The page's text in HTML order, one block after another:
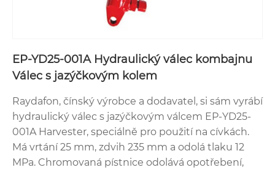
EP-YD25-001A Hydraulický válec kombajnu
Válec s jazýčkovým kolem
Raydafon, čínský výrobce a dodavatel, si sám vyrábí
hydraulický válec s jazýčkovým válcem EP-YD25-
001A Harvester, speciálně pro použití na cívkách.
Má vrtání 25 mm, zdvih 235 mm a odolá tlaku 12
MPa. Chromovaná pístnice odolává opotřebení,